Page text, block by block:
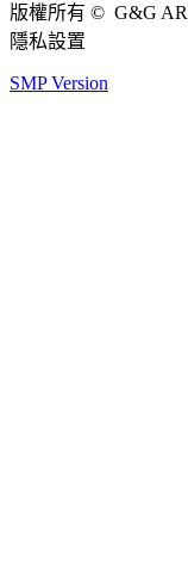
版權所有 © G&G
隱私設置
SMP Version